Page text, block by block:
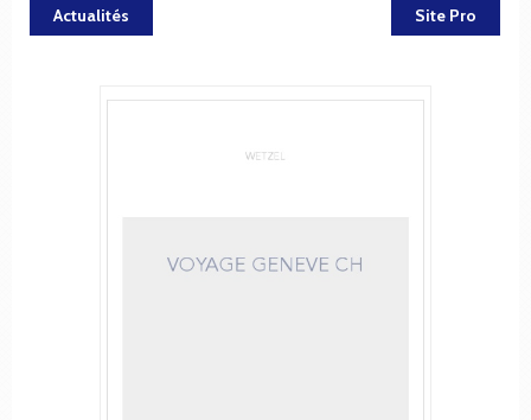
Actualités Site Pro